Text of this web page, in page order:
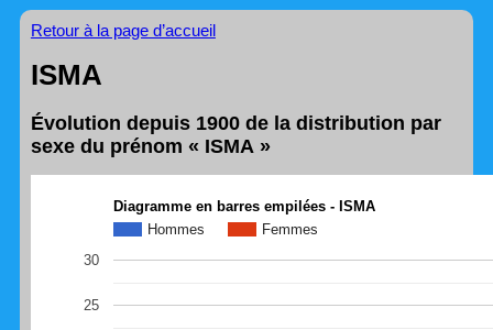
Retour à la page d’accueil
ISMA
Évolution depuis 1900 de la distribution par
sexe du prénom « ISMA »
Diagramme en barres empilées - ISMA
Hommes
Femmes
25
30